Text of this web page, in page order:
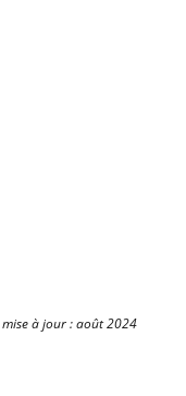
à jour : août 2024